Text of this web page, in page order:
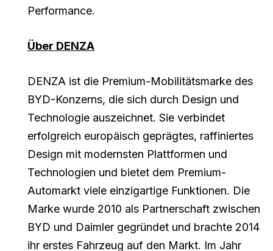
Performance.
Über DENZA
DENZA ist die Premium-Mobilitätsmarke des
BYD-Konzerns, die sich durch Design und
Technologie auszeichnet. Sie verbindet
erfolgreich europäisch geprägtes, raffiniertes
Design mit modernsten Plattformen und
Technologien und bietet dem Premium-
Automarkt viele einzigartige Funktionen. Die
Marke wurde 2010 als Partnerschaft zwischen
BYD und Daimler gegründet und brachte 2014
ihr erstes Fahrzeug auf den Markt. Im Jahr